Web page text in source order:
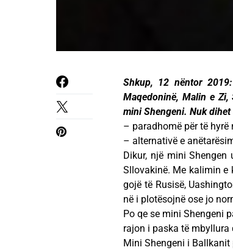
Shkup, 12 nëntor
Maqedoninë, Malin e
mini Shengeni. Nuk
– paradhomë për të hyrë
– alternativë e
Dikur, një mini
Sllovakinë. Me kalimin e
gojë të Rusisë,
në i plotësojnë ose jo
Po qe se mini Shengeni
rajon i paska të mbyllura
Mini Shengeni i